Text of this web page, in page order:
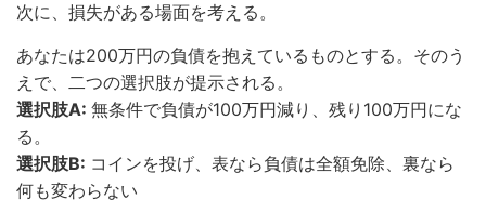
次に、損失がある場面を考える。
あなたは200万円の負債を抱えているものとする。そのう
えで、二つの選択肢が提示される。
選択肢A: 無条件で負債が100万円減り、残り100万円にな
る。
選択肢B: コインを投げ、表なら負債は全額免除、裏なら
何も変わらない